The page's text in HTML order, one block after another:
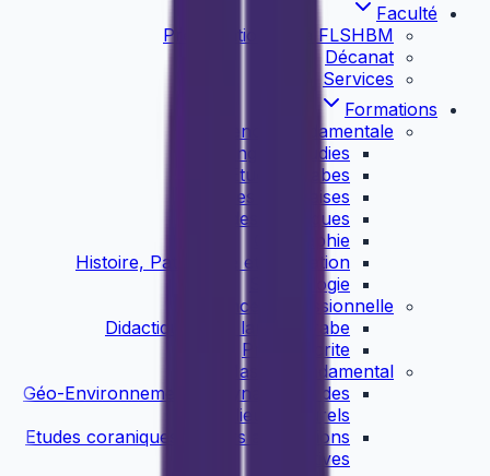
Faculté
Présentation de la FLSHBM
Décanat
Services
Formations
Licence Fondamentale
English Studies
Etudes Arabes
Etudes Françaises
Etudes Islamiques
Géographie
Histoire, Patrimoine et Civilisation
Sociolologie
Licence Professionnelle
Didactique de la langue arabe
Presse écrite
Master Fondamental
Géo-Environnement et Dynamique des
Milieux Naturels
Etudes coraniques et leurs applications
cognitives